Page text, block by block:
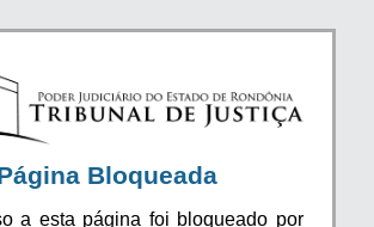
Bloqueada
a esta página foi bloqueado por